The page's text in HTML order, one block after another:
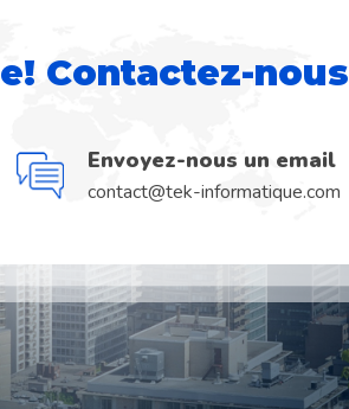
Contactez-nous
Envoyez-nous un email
contact@tek-informatique.com